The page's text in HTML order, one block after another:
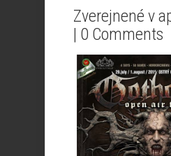
Zverejnené v
| 0 Comments